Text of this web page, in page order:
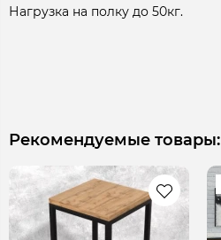
Нагрузка на полку до 50кг.
Рекомендуемые товары: